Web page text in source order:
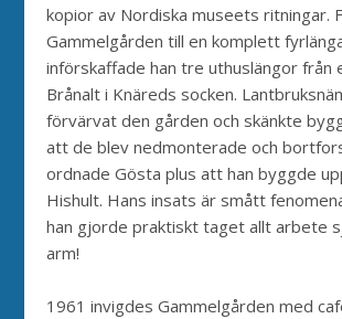
kopior av Nordiska museets ritningar.
Gammelgården till en komplett
införskaffade han tre uthuslängor från
Brånalt i Knäreds socken.
förvärvat den gården och skänkte
att de blev nedmonterade och
ordnade Gösta plus att han byggde
Hishult. Hans insats är smått
han gjorde praktiskt taget allt arbete
arm!
1961 invigdes Gammelgården med